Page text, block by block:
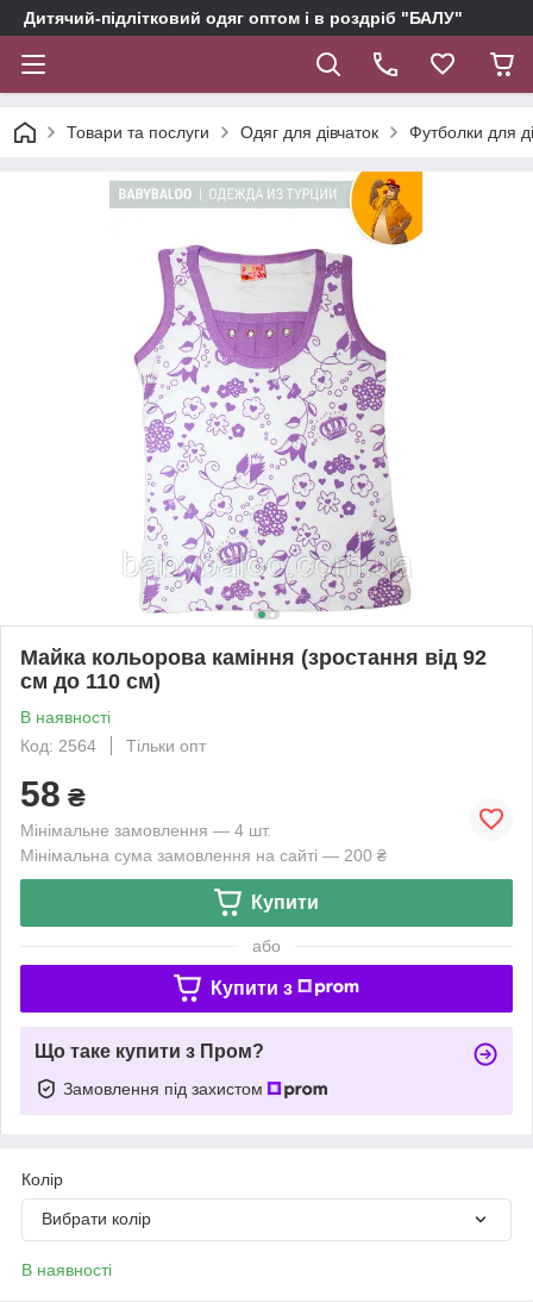
Дитячий-підлітковий одяг оптом і в роздріб "БАЛУ"
Товари та послуги Одяг для дівчаток Футболки для
Майка кольорова каміння (зростання від 92
см до 110 см)
В наявності
Код: 2564
Тільки опт
58 ₴
Мінімальне замовлення — 4 шт.
Мінімальна сума замовлення на сайті — 200 ₴
Купити
або
Купити з
Що таке купити з Пром?
Замовлення під захистом
Колір
Вибрати колір
В наявності